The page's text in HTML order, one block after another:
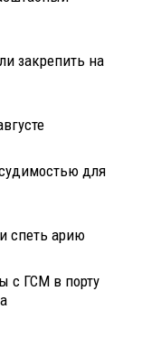
закрепить на
для
спеть арию
с ГСМ в порту